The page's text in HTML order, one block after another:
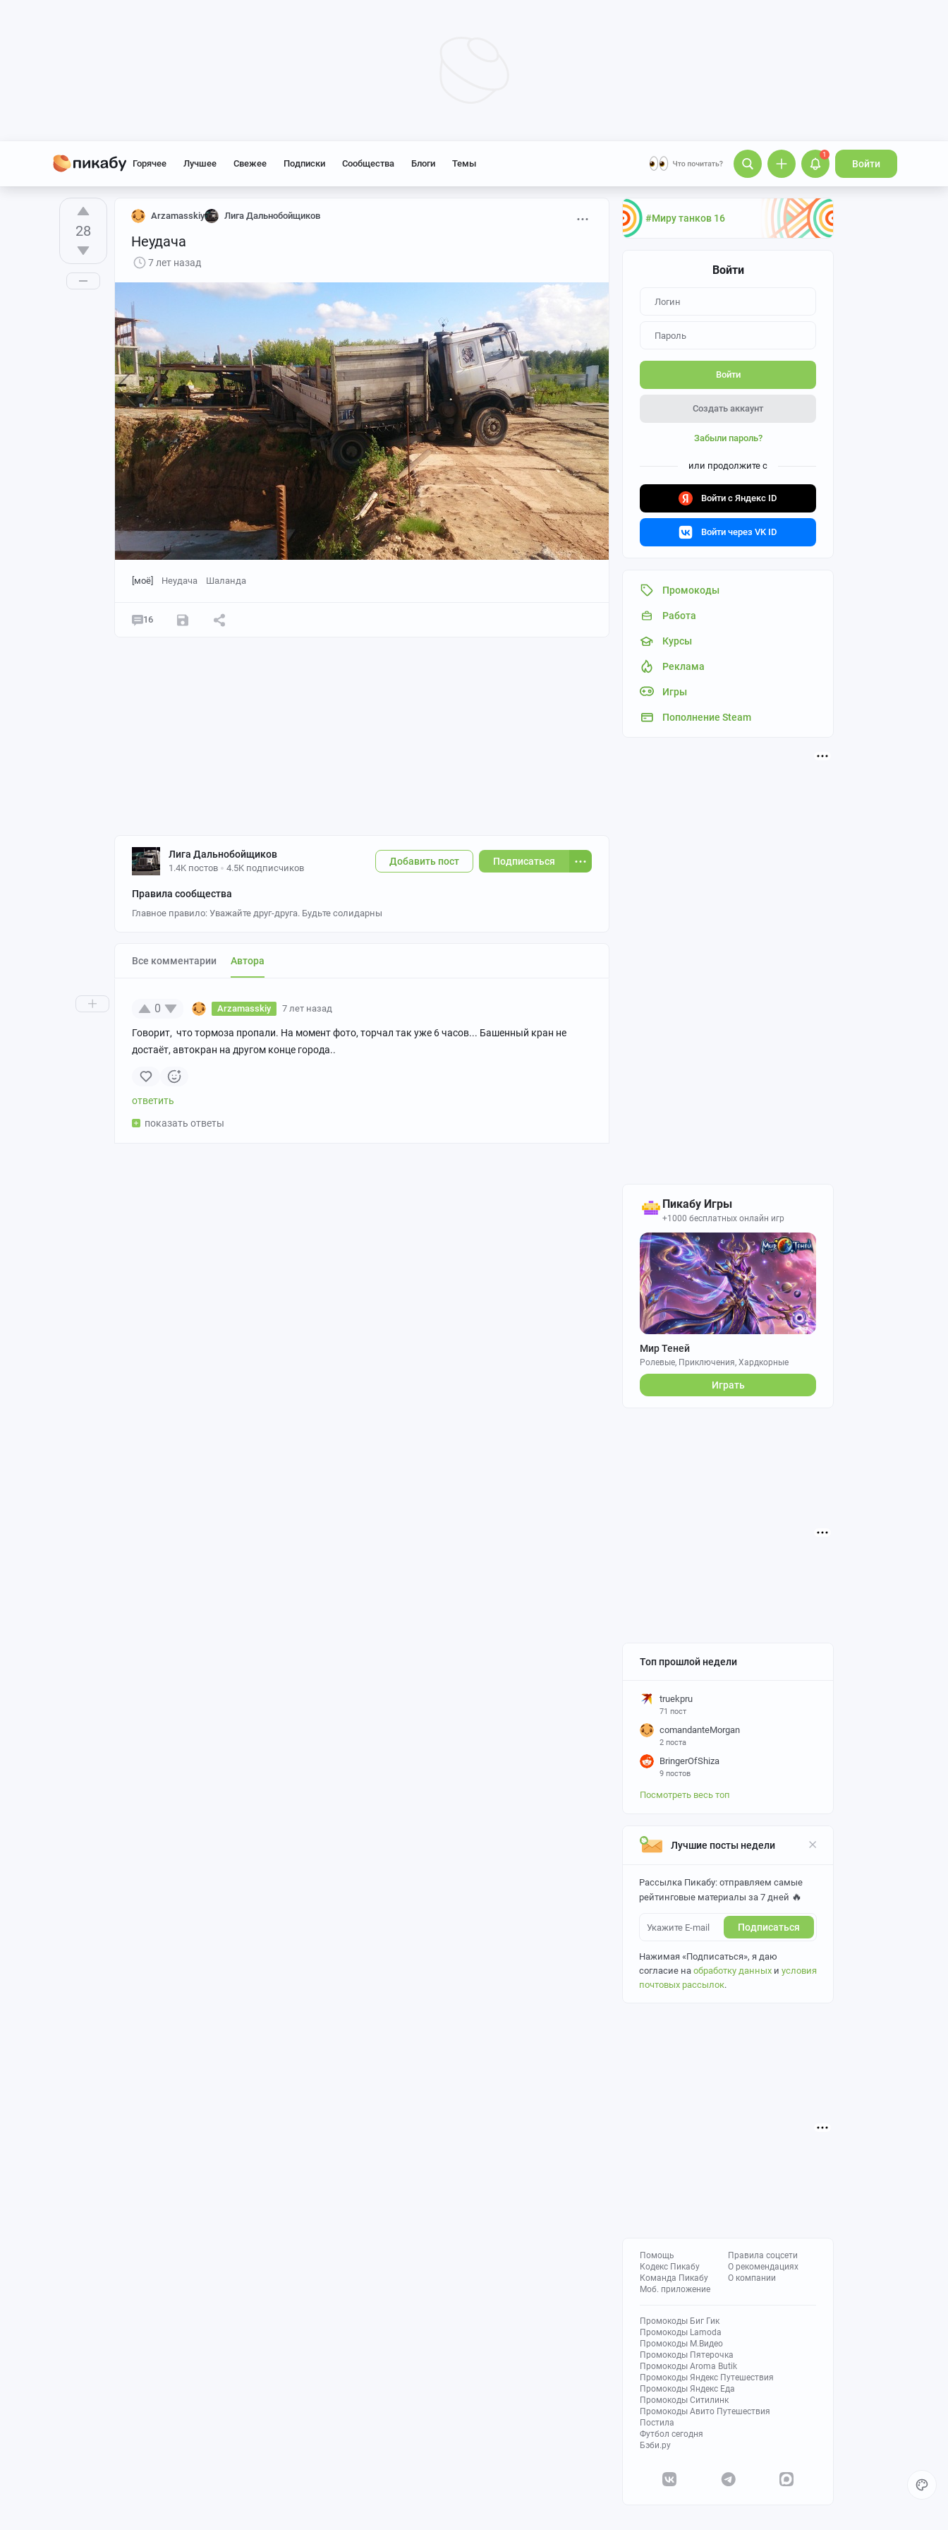
Горячее Лучшее Свежее Подписки Сообщества Блоги Темы
1
Войти
#Миру танков 16
Войти
Войти
Создать аккаунт
Забыли пароль?
или продолжите с
Войти с Яндекс ID
Войти через VK ID
Промокоды
Работа
Курсы
Реклама
Игры
Пополнение Steam
Пикабу Игры
+1000 бесплатных онлайн игр
Мир Теней
Ролевые, Приключения, Хардкорные
Играть
Топ прошлой недели
truekpru
71 пост
comandanteMorgan
2 поста
BringerOfShiza
9 постов
Посмотреть весь топ
Лучшие посты недели
Рассылка Пикабу: отправляем самые
рейтинговые материалы за 7 дней 🔥
Подписаться
Нажимая «Подписаться», я даю
согласие на обработку данных и условия
почтовых рассылок.
Помощь
Кодекс Пикабу
Команда Пикабу
Моб. приложение
Правила соцсети
О рекомендациях
О компании
Промокоды Биг Гик
Промокоды Lamoda
Промокоды М.Видео
Промокоды Пятерочка
Промокоды Aroma Butik
Промокоды Яндекс Путешествия
Промокоды Яндекс Еда
Промокоды Ситилинк
Промокоды Авито Путешествия
Постила
Футбол сегодня
Бэби.ру
28
Arzamasskiy Лига Дальнобойщиков
Неудача
7 лет назад
[моё] Неудача Шаланда
16
Лига Дальнобойщиков
1.4K постов 4.5K подписчиков
Подписаться
Добавить пост
Правила сообщества
Главное правило: Уважайте друг-друга. Будьте солидарны
Все комментарии Автора
0 Arzamasskiy 7 лет назад
Говорит, что тормоза пропали. На момент фото, торчал так уже 6 часов... Башенный кран не
достаёт, автокран на другом конце города..
показать ответы